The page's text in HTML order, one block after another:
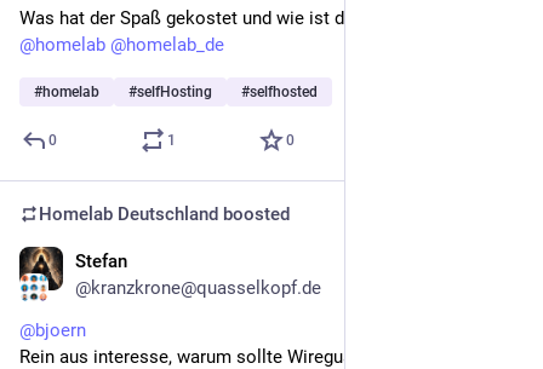
Was hat der Spaß gekostet und wie ist dessen Leistung?
@homelab @homelab_de
#homelab #selfHosting #selfhosted
0 1 0
Homelab Deutschland boosted
Stefan
@kranzkrone@quasselkopf.de
@bjoern
Rein aus interesse, warum sollte Wireguard in einem